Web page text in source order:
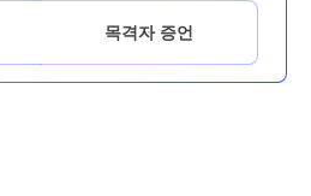
목격자 증언